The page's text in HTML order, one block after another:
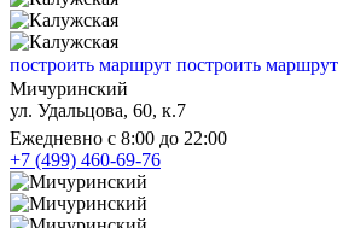
построить маршрут построить маршрут
Мичуринский
ул. Удальцова, 60, к.7
Ежедневно с 8:00 до 22:00
+7 (499) 460-69-76